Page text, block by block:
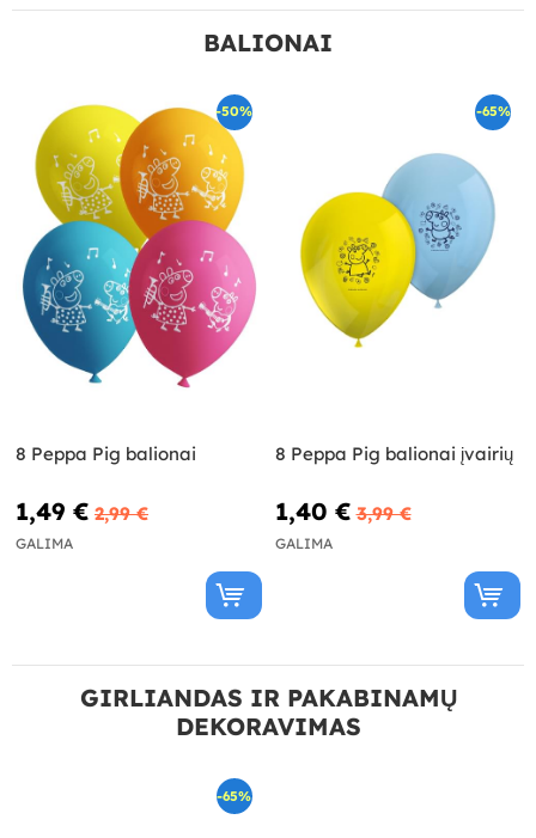
BALIONAI
-50%
8 Peppa Pig balionai
1,49 € 2,99 €
GALIMA
-65%
8 Peppa Pig balionai įvairių
1,40 € 3,99 €
GALIMA
GIRLIANDAS IR PAKABINAMŲ
DEKORAVIMAS
-65%